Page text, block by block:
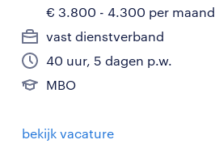
€ 3.800 - 4.300 per maand
vast dienstverband
40 uur, 5 dagen p.w.
MBO
bekijk vacature